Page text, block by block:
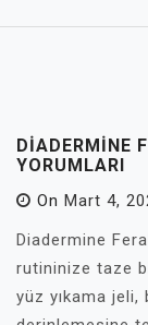
DIADERMINE
YORUMLARI
On Mart 4,
Diadermine
rutininize taze
yüz yıkama